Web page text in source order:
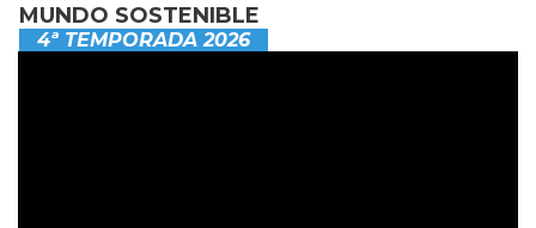
MUNDO SOSTENIBLE
4ª TEMPORADA 2026